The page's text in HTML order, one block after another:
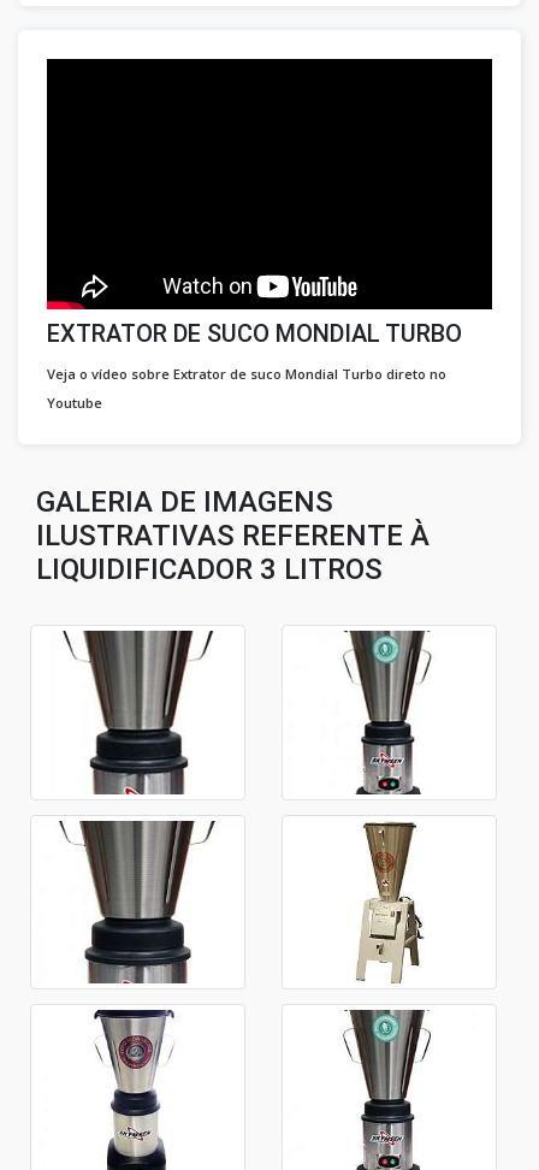
EXTRATOR DE SUCO MONDIAL TURBO
Veja o vídeo sobre Extrator de suco Mondial Turbo direto no
Youtube
GALERIA DE IMAGENS
ILUSTRATIVAS REFERENTE À
LIQUIDIFICADOR 3 LITROS